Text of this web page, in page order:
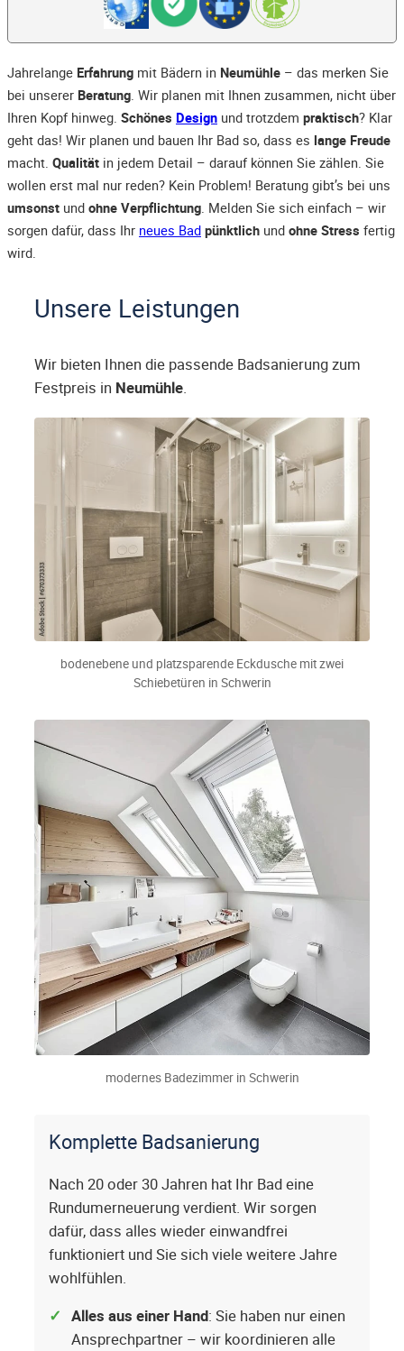
Jahrelange Erfahrung mit Bädern in Neumühle – das merken Sie
bei unserer Beratung. Wir planen mit Ihnen zusammen, nicht über
Ihren Kopf hinweg. Schönes Design und trotzdem praktisch? Klar
geht das! Wir planen und bauen Ihr Bad so, dass es lange Freude
macht. Qualität in jedem Detail – darauf können Sie zählen. Sie
wollen erst mal nur reden? Kein Problem! Beratung gibt’s bei uns
umsonst und ohne Verpflichtung. Melden Sie sich einfach – wir
sorgen dafür, dass Ihr neues Bad pünktlich und ohne Stress fertig
wird.
Unsere Leistungen
Wir bieten Ihnen die passende Badsanierung zum
Festpreis in Neumühle.
bodenebene und platzsparende Eckdusche mit zwei
Schiebetüren in Schwerin
modernes Badezimmer in Schwerin
Komplette Badsanierung
Nach 20 oder 30 Jahren hat Ihr Bad eine
Rundumerneuerung verdient. Wir sorgen
dafür, dass alles wieder einwandfrei
funktioniert und Sie sich viele weitere Jahre
wohlfühlen.
Alles aus einer Hand: Sie haben nur einen
Ansprechpartner – wir koordinieren alle